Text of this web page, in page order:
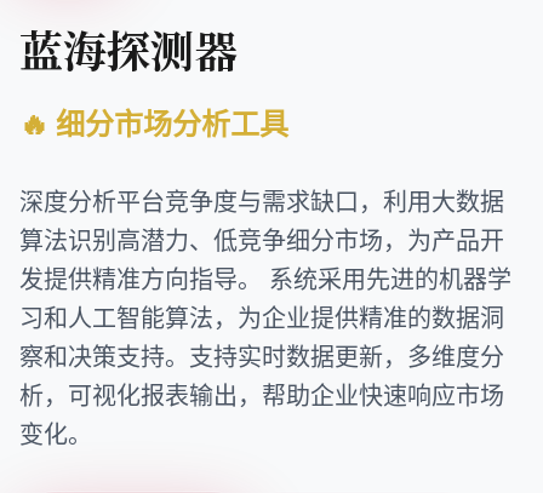
蓝海探测器
🔥 细分市场分析工具
深度分析平台竞争度与需求缺口，利用大数据
算法识别高潜力、低竞争细分市场，为产品开
发提供精准方向指导。 系统采用先进的机器学
习和人工智能算法，为企业提供精准的数据洞
察和决策支持。支持实时数据更新，多维度分
析，可视化报表输出，帮助企业快速响应市场
变化。